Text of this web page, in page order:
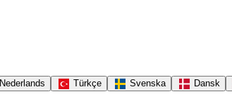
Nederlands Türkçe Svenska Dansk